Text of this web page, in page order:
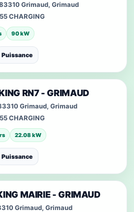
Grimaud, Grimaud
CHARGING
90 kW
Puissance
RN7 - GRIMAUD
Grimaud, Grimaud
CHARGING
22.08 kW
Puissance
MAIRIE - GRIMAUD
Grimaud, Grimaud